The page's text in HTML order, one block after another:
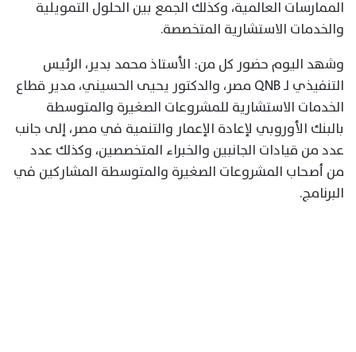
الممارسات العالمية، وكذلك الجمع بين الحلول التمويلية
والخدمات الاستشارية المتخصصة.
وشهد اليوم حضور كل من: الأستاذ محمد بدير، الرئيس
التنفيذي لـ QNB مصر، والدكتور يحيى الحسيني، مدير قطاع
الخدمات الاستشارية للمشروعات الصغيرة والمتوسطة
بالبنك الأوروبي لإعادة الإعمار والتنمية في مصر، إلى جانب
عدد من قيادات الجانبين والخبراء المتخصصين، وكذلك عدد
من أصحاب المشروعات الصغيرة والمتوسطة المشاركين في
البرنامج.